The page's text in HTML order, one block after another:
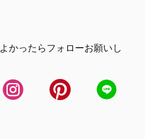
よかったらフォローお願いし